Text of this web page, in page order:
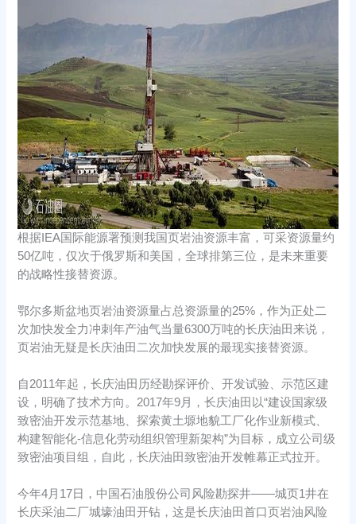
根据IEA国际能源署预测我国页岩油资源丰富，可采资源量约
50亿吨，仅次于俄罗斯和美国，全球排第三位，是未来重要
的战略性接替资源。
鄂尔多斯盆地页岩油资源量占总资源量的25%，作为正处二
次加快发全力冲刺年产油气当量6300万吨的长庆油田来说，
页岩油无疑是长庆油田二次加快发展的最现实接替资源。
自2011年起，长庆油田历经勘探评价、开发试验、示范区建
设，明确了技术方向。2017年9月，长庆油田以“建设国家级
致密油开发示范基地、探索黄土塬地貌工厂化作业新模式、
构建智能化-信息化劳动组织管理新架构”为目标，成立公司级
致密油项目组，自此，长庆油田致密油开发帷幕正式拉开。
今年4月17日，中国石油股份公司风险勘探井——城页1井在
长庆采油二厂城壕油田开钻，这是长庆油田首口页岩油风险